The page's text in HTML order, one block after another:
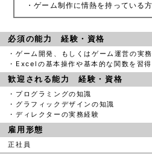
・ゲーム制作に情熱を持っている方
必須の能力 経験・資格
・ゲーム開発、もしくはゲーム運営の実
・Excelの基本操作や基本的な関数を習
歓迎される能力 経験・資格
・プログラミングの知識
・グラフィックデザインの知識
・ディレクターの実務経験
雇用形態
正社員